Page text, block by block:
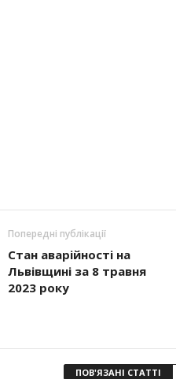
Попередні публікації
Стан аварійності на
Львівщині за 8 травня
2023 року
ПОВ'ЯЗАНІ СТАТТІ